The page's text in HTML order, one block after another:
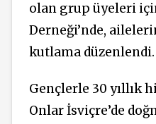
olan grup üyeleri
Derneği’nde,
kutlama düzenlendi.
Gençlerle 30 yıllık
Onlar İsviçre’de